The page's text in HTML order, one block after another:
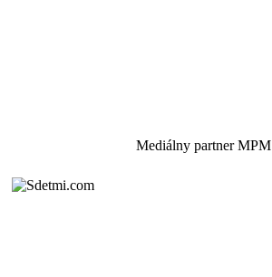
Mediálny partner MPM